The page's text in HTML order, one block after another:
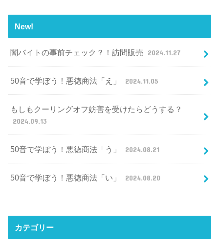
New!
闇バイトの事前チェック？！訪問販売 2024.11.27
50音で学ぼう！悪徳商法「え」 2024.11.05
もしもクーリングオフ妨害を受けたらどうする？
2024.09.13
50音で学ぼう！悪徳商法「う」 2024.08.21
50音で学ぼう！悪徳商法「い」 2024.08.20
カテゴリー